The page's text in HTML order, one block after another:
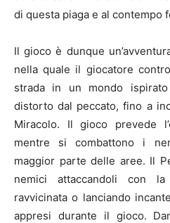
di questa piaga e al contempo
Il gioco è dunque
nella quale il giocatore
strada in un mondo
distorto dal peccato, fino a
Miracolo. Il gioco prevede
mentre si combattono i
maggior parte delle aree. Il
nemici attaccandoli con
ravvicinata o lanciando
appresi durante il gioco.